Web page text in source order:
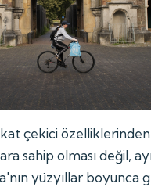
çekici
sahip olması değil,
yüzyıllar boyunca